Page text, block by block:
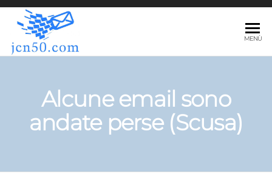
MENÙ
Alcune email sono
andate perse (Scusa)